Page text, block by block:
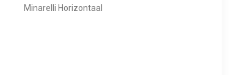
Minarelli Horizontaal